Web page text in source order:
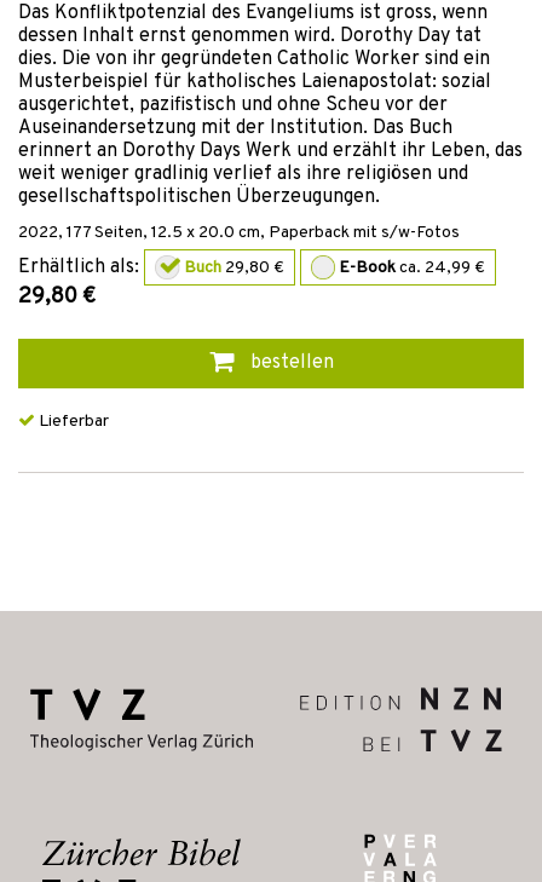
Das Konfliktpotenzial des Evangeliums ist gross, wenn
dessen Inhalt ernst genommen wird. Dorothy Day tat
dies. Die von ihr gegründeten Catholic Worker sind ein
Musterbeispiel für katholisches Laienapostolat: sozial
ausgerichtet, pazifistisch und ohne Scheu vor der
Auseinandersetzung mit der Institution. Das Buch
erinnert an Dorothy Days Werk und erzählt ihr Leben, das
weit weniger gradlinig verlief als ihre religiösen und
gesellschaftspolitischen Überzeugungen.
2022, 177Seiten, 12.5 x 20.0 cm, Paperback mit s/w-Fotos
Erhältlich als: Buch 29,80 € E-Bookca. 24,99 €
29,80 €
bestellen
Lieferbar